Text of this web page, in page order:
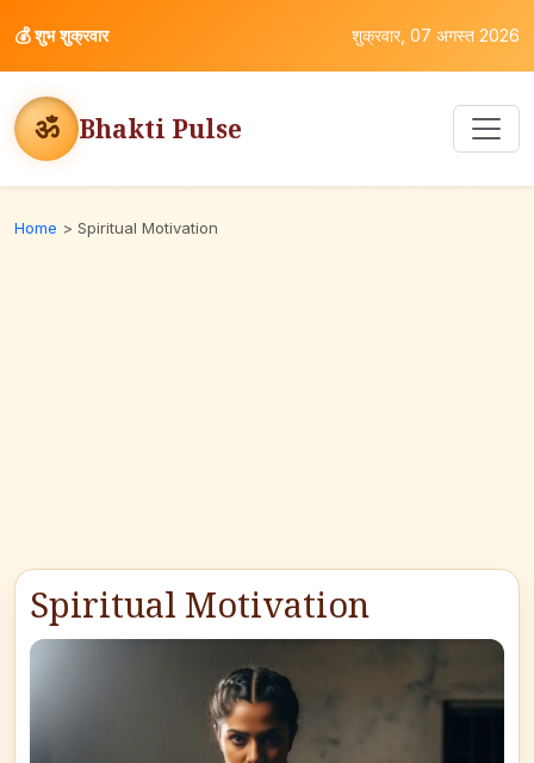
💰शुभ शुक्रवार शुक्रवार, 07 अगस्त 2026
ॐ Bhakti Pulse
Home > Spiritual Motivation
Spiritual Motivation